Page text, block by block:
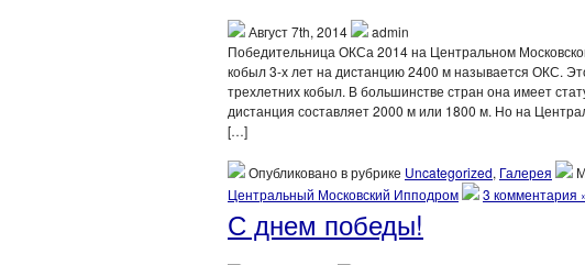
Август 7th, 2014
admin
Победительница ОКСа 2014 на Центральном
кобыл 3-х лет на дистанцию 2400 м называется ОКС.
трехлетних кобыл. В большинстве стран она имеет
дистанция составляет 2000 м или 1800 м. Но на
[…]
Опубликовано в рубрике Uncategorized, Галерея
Центральный Московский Ипподром
3 комментария
С днем победы!